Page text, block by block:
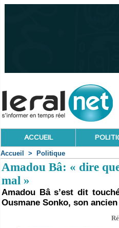
ACCUEIL
Accueil > Politique
Amadou Bâ: « dire
mal »
Amadou Bâ s’est dit
Ousmane Sonko, son